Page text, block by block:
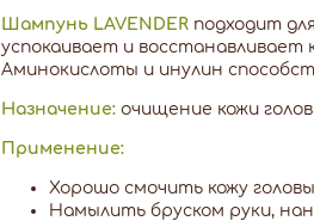
Шампунь LAVENDER подходит
успокаивает и
Аминокислоты и инулин
Назначение: очищение кожи
Применение:
Хорошо смочить кожу
Намылить бруском руки,